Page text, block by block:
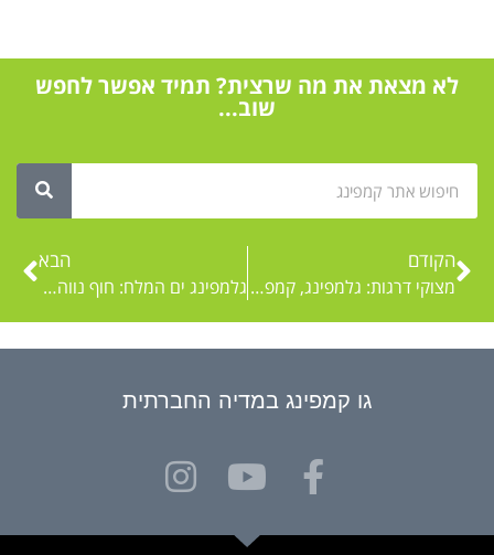
לא מצאת את מה שרצית? תמיד אפשר לחפש
שוב...
הקודם
מצוקי דרגות: גלמפינג, קמפינג ודירות אירוח מול ים המלח
הבא
גלמפינג ים המלח: חוף נווה מדבר אוהלים ממוזגים בים המלח
גו קמפינג במדיה החברתית